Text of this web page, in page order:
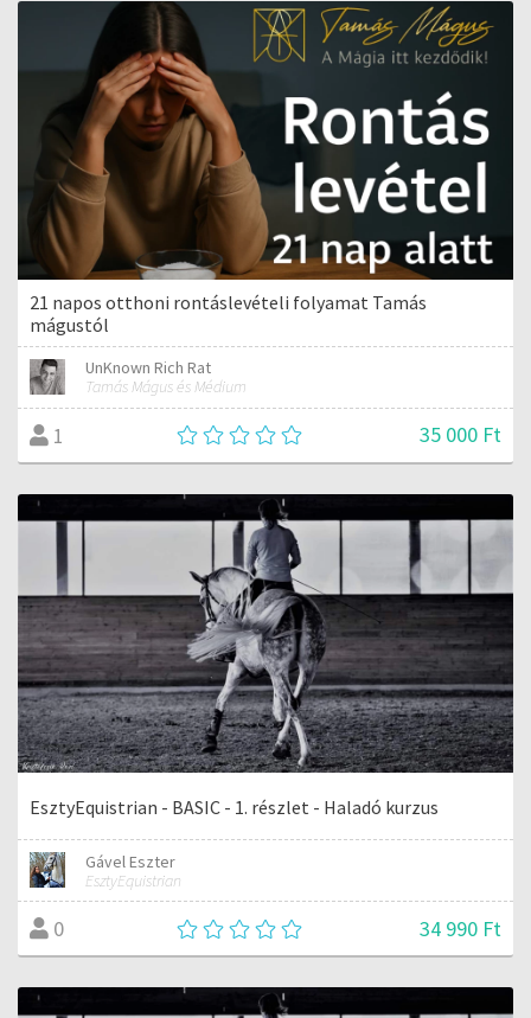
21 napos otthoni rontáslevételi folyamat Tamás
mágustól
UnKnown Rich Rat
Tamás Mágus és Médium
1 35 000 Ft
EsztyEquistrian - BASIC - 1. részlet - Haladó kurzus
Gável Eszter
EsztyEquistrian
0 34 990 Ft